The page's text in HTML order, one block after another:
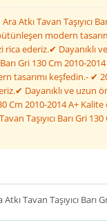
Atkı Tavan
modern
ederiz.✔ Dayanıklı
Barı Gri 130 Cm
tasarımı keşfedin.- ✔
Dayanıklı ve
Cm 2010-2014 A+
Taşıyıcı Barı Gri
Tavan Taşıyıcı Barı